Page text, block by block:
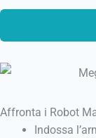
Affronta i Robot
Indossa